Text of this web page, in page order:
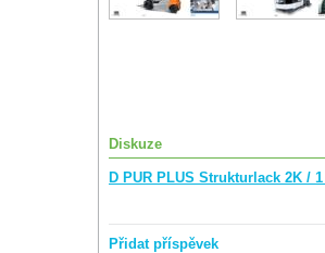
Diskuze
D PUR PLUS Strukturlack 2K /
Přidat příspěvek